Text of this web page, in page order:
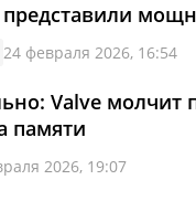
представили
24 февраля 2026, 16:54
Valve молчит
памяти
2026, 19:07